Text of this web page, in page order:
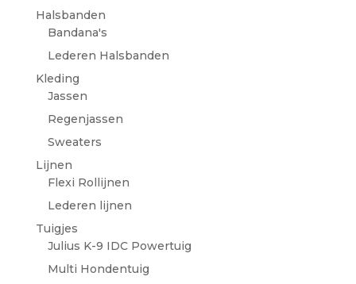
Halsbanden
Bandana's
Lederen Halsbanden
Kleding
Jassen
Regenjassen
Sweaters
Lijnen
Flexi Rollijnen
Lederen lijnen
Tuigjes
Julius K-9 IDC Powertuig
Multi Hondentuig